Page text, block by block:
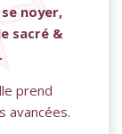
noyer,
sacré &
prend
avancées.